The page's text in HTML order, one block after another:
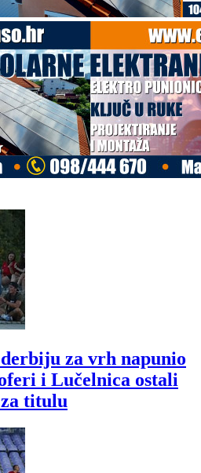
za vrh napunio
i Lučelnica ostali
titulu